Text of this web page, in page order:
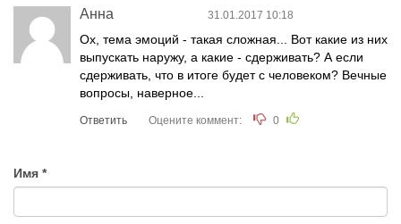
Анна 31.01.2017 10:18
Ох, тема эмоций - такая сложная... Вот какие из них
выпускать наружу, а какие - сдерживать? А если
сдерживать, что в итоге будет с человеком? Вечные
вопросы, наверное...
Ответить Оцените коммент: 0
Имя